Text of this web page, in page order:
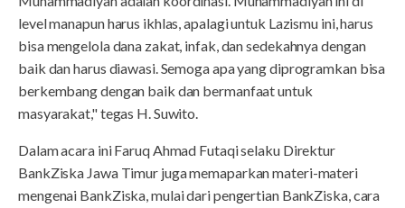
level manapun harus ikhlas, apalagi untuk Lazismu ini, harus
bisa mengelola dana zakat, infak, dan sedekahnya dengan
baik dan harus diawasi. Semoga apa yang diprogramkan bisa
berkembang dengan baik dan bermanfaat untuk
masyarakat," tegas H. Suwito.
Dalam acara ini Faruq Ahmad Futaqi selaku Direktur
BankZiska Jawa Timur juga memaparkan materi-materi
mengenai BankZiska, mulai dari pengertian BankZiska, cara